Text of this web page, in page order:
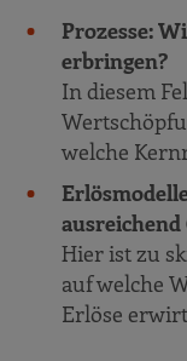
Prozesse:
erbringen?
In diesem
welche
ausreichend
Hier ist zu
auf welche
Erlöse